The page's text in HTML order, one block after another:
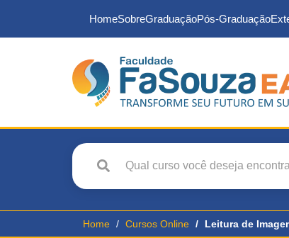
HomeSobreGraduaçãoPós-Graduação
Home Cursos Online Leitura de